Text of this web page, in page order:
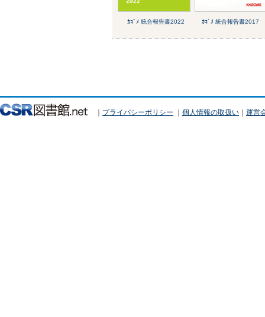
ｶｺﾞﾒ 統合報告書2022 ｶｺﾞﾒ 統合報告書2017
｜ プライバシーポリシー ｜ 個人情報の取扱い ｜ 運営